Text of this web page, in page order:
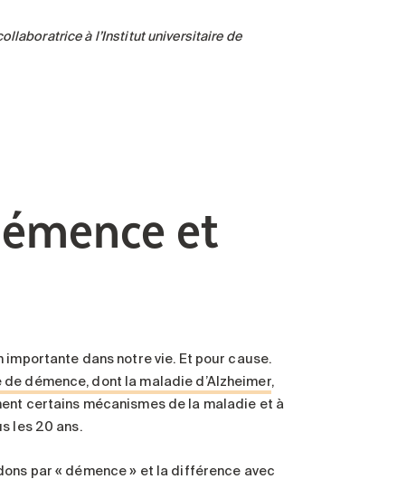
à l’Institut universitaire de
et
dans notre vie. Et pour cause.
démence, dont la maladie d’Alzheimer,
certains mécanismes de la maladie et à
les 20 ans.
par « démence » et la différence avec